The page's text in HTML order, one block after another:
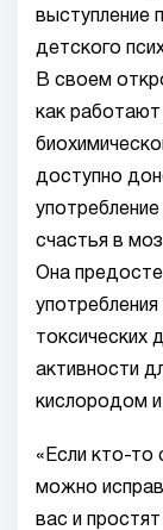
выступление
детского
В своем
как
доступно
счастья в
Она
токсических
активности
кислородом
«Если кто-то
можно
вас и